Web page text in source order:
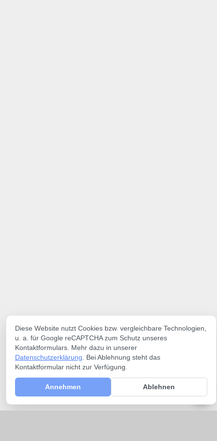
Diese Website nutzt Cookies bzw. vergleichbare Technologien,
u. a. für Google reCAPTCHA zum Schutz unseres
Kontaktformulars. Mehr dazu in unserer
Datenschutzerklärung . Bei Ablehnung steht das
Kontaktformular nicht zur Verfügung.
Annehmen Ablehnen